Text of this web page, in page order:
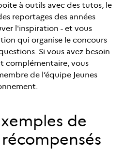
à outils avec des tutos, le
reportages des années
l'inspiration - et vous
qui organise le concours
Si vous avez besoin
complémentaire, vous
de l’équipe Jeunes
de